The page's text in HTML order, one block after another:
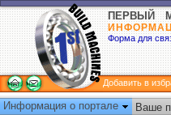
ПЕРВЫЙ
Форма для
Добавить в
Информация о портале Ваше